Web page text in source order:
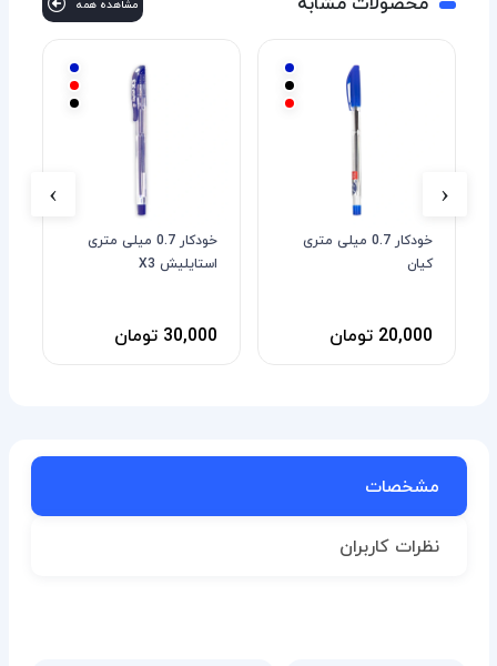
خودکار 0.7 میلی متری
کیان
20,000 تومان
خودکار 0.7 میلی متری
استایلیش X3
30,000 تومان
‹
›
مشخصات
نظرات کاربران